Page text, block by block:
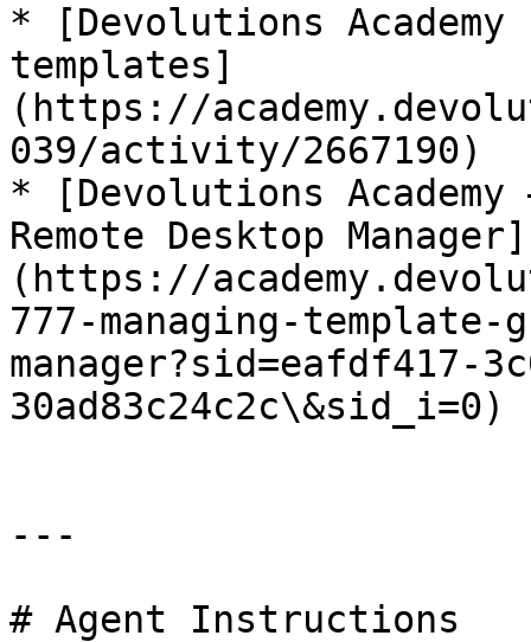
* [Devolutions
templates]
(https://
039/activity/2667190)
* [Devolutions
Remote Desktop Manager]
(https://
777-managing-
manager?sid=eafdf417-
30ad83c24c2c\&sid_i=0)
---
# Agent Instructions